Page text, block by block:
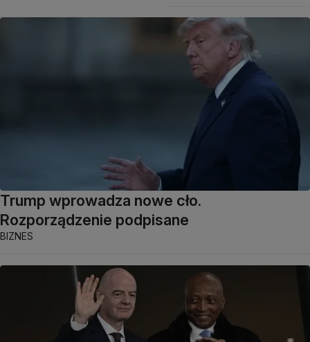
Trump wprowadza nowe cło.
Rozporządzenie podpisane
BIZNES